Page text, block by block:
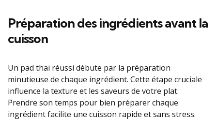
Préparation des ingrédients avant la
cuisson
Un pad thaï réussi débute par la préparation
minutieuse de chaque ingrédient. Cette étape cruciale
influence la texture et les saveurs de votre plat.
Prendre son temps pour bien préparer chaque
ingrédient facilite une cuisson rapide et sans stress.